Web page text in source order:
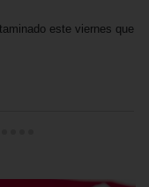
este viernes que